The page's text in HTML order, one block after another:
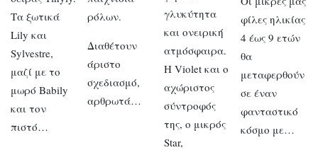
Τα ξωτικά
Lily και
Sylvestre,
μαζί με το
μωρό Babily
και τον
πιστό…
ρόλων.
Διαθέτουν
άριστο
σχεδιασμό,
αρθρωτά…
γλυκύτητα
και ονειρική
ατμόσφαιρα.
Η Violet και ο
αχώριστος
σύντροφός
της, ο μικρός
Star,
φίλες ηλικίας
4 έως 9 ετών
θα
μεταφερθούν
σε έναν
φανταστικό
κόσμο με…